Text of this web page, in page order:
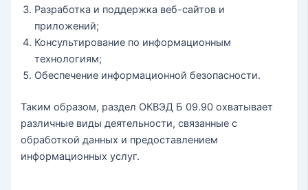
Разработка и поддержка веб-сайтов и
приложений;
Консультирование по информационным
технологиям;
Обеспечение информационной безопасности.
Таким образом, раздел ОКВЭД Б 09.90 охватывает
различные виды деятельности, связанные с
обработкой данных и предоставлением
информационных услуг.